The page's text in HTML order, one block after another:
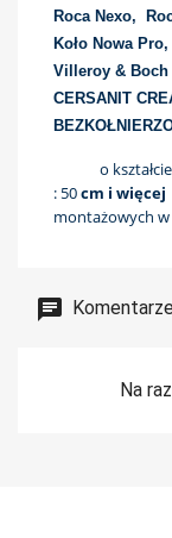
Roca Nexo,
Koło Nowa Pro,
Villeroy & Boch
CERSANIT
o kształcie
: 50cm i więcej
montażowych w
Na